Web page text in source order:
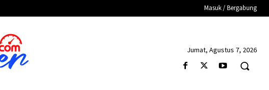
Masuk / Bergabung
Jumat, Agustus 7, 2026